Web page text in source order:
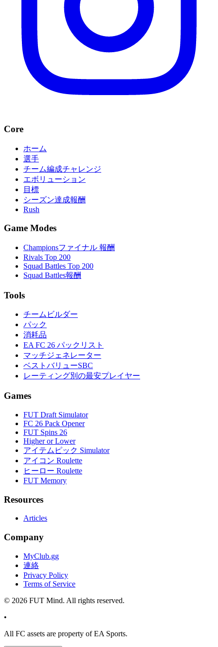
Core
ホーム
選手
チーム編成チャレンジ
エボリューション
目標
シーズン達成報酬
Rush
Game Modes
Championsファイナル 報酬
Rivals Top 200
Squad Battles Top 200
Squad Battles報酬
Tools
チームビルダー
パック
消耗品
EA FC 26 パックリスト
マッチジェネレーター
ベストバリューSBC
レーティング別の最安プレイヤー
Games
FUT Draft Simulator
FC 26 Pack Opener
FUT Spins 26
Higher or Lower
アイテムピック Simulator
アイコン Roulette
ヒーロー Roulette
FUT Memory
Resources
Articles
Company
MyClub.gg
連絡
Privacy Policy
Terms of Service
© 2026 FUT Mind. All rights reserved.
•
All FC assets are property of EA Sports.